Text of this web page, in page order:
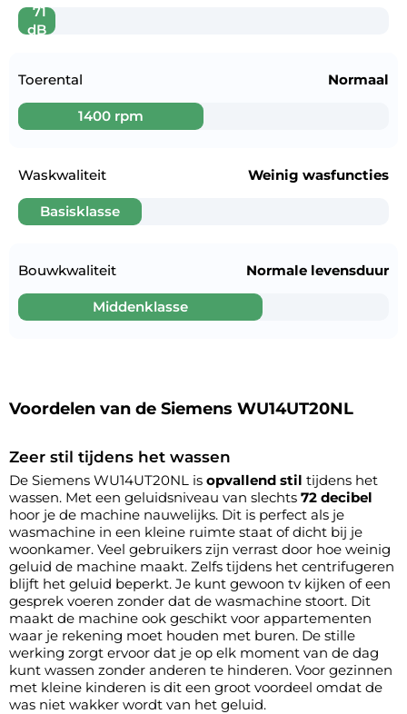
71
dB
Toerental
1400 rpm
Normaal
Waskwaliteit
Basisklasse
Weinig wasfuncties
Bouwkwaliteit
Middenklasse
Normale levensduur
Voordelen van de Siemens WU14UT20NL
Zeer stil tijdens het wassen
De Siemens WU14UT20NL is opvallend stil tijdens het
wassen. Met een geluidsniveau van slechts 72 decibel
hoor je de machine nauwelijks. Dit is perfect als je
wasmachine in een kleine ruimte staat of dicht bij je
woonkamer. Veel gebruikers zijn verrast door hoe weinig
geluid de machine maakt. Zelfs tijdens het centrifugeren
blijft het geluid beperkt. Je kunt gewoon tv kijken of een
gesprek voeren zonder dat de wasmachine stoort. Dit
maakt de machine ook geschikt voor appartementen
waar je rekening moet houden met buren. De stille
werking zorgt ervoor dat je op elk moment van de dag
kunt wassen zonder anderen te hinderen. Voor gezinnen
met kleine kinderen is dit een groot voordeel omdat de
was niet wakker wordt van het geluid.